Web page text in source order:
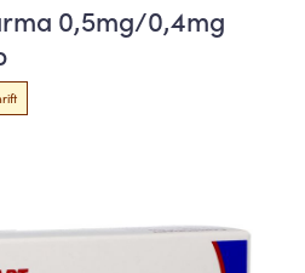
0,5mg/0,4mg